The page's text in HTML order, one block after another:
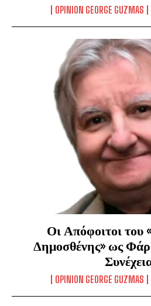
OPINION GEORGE GUZMAS
Οι Απόφοιτοι του
Δημοσθένης» ως
OPINION GEORGE GUZMAS